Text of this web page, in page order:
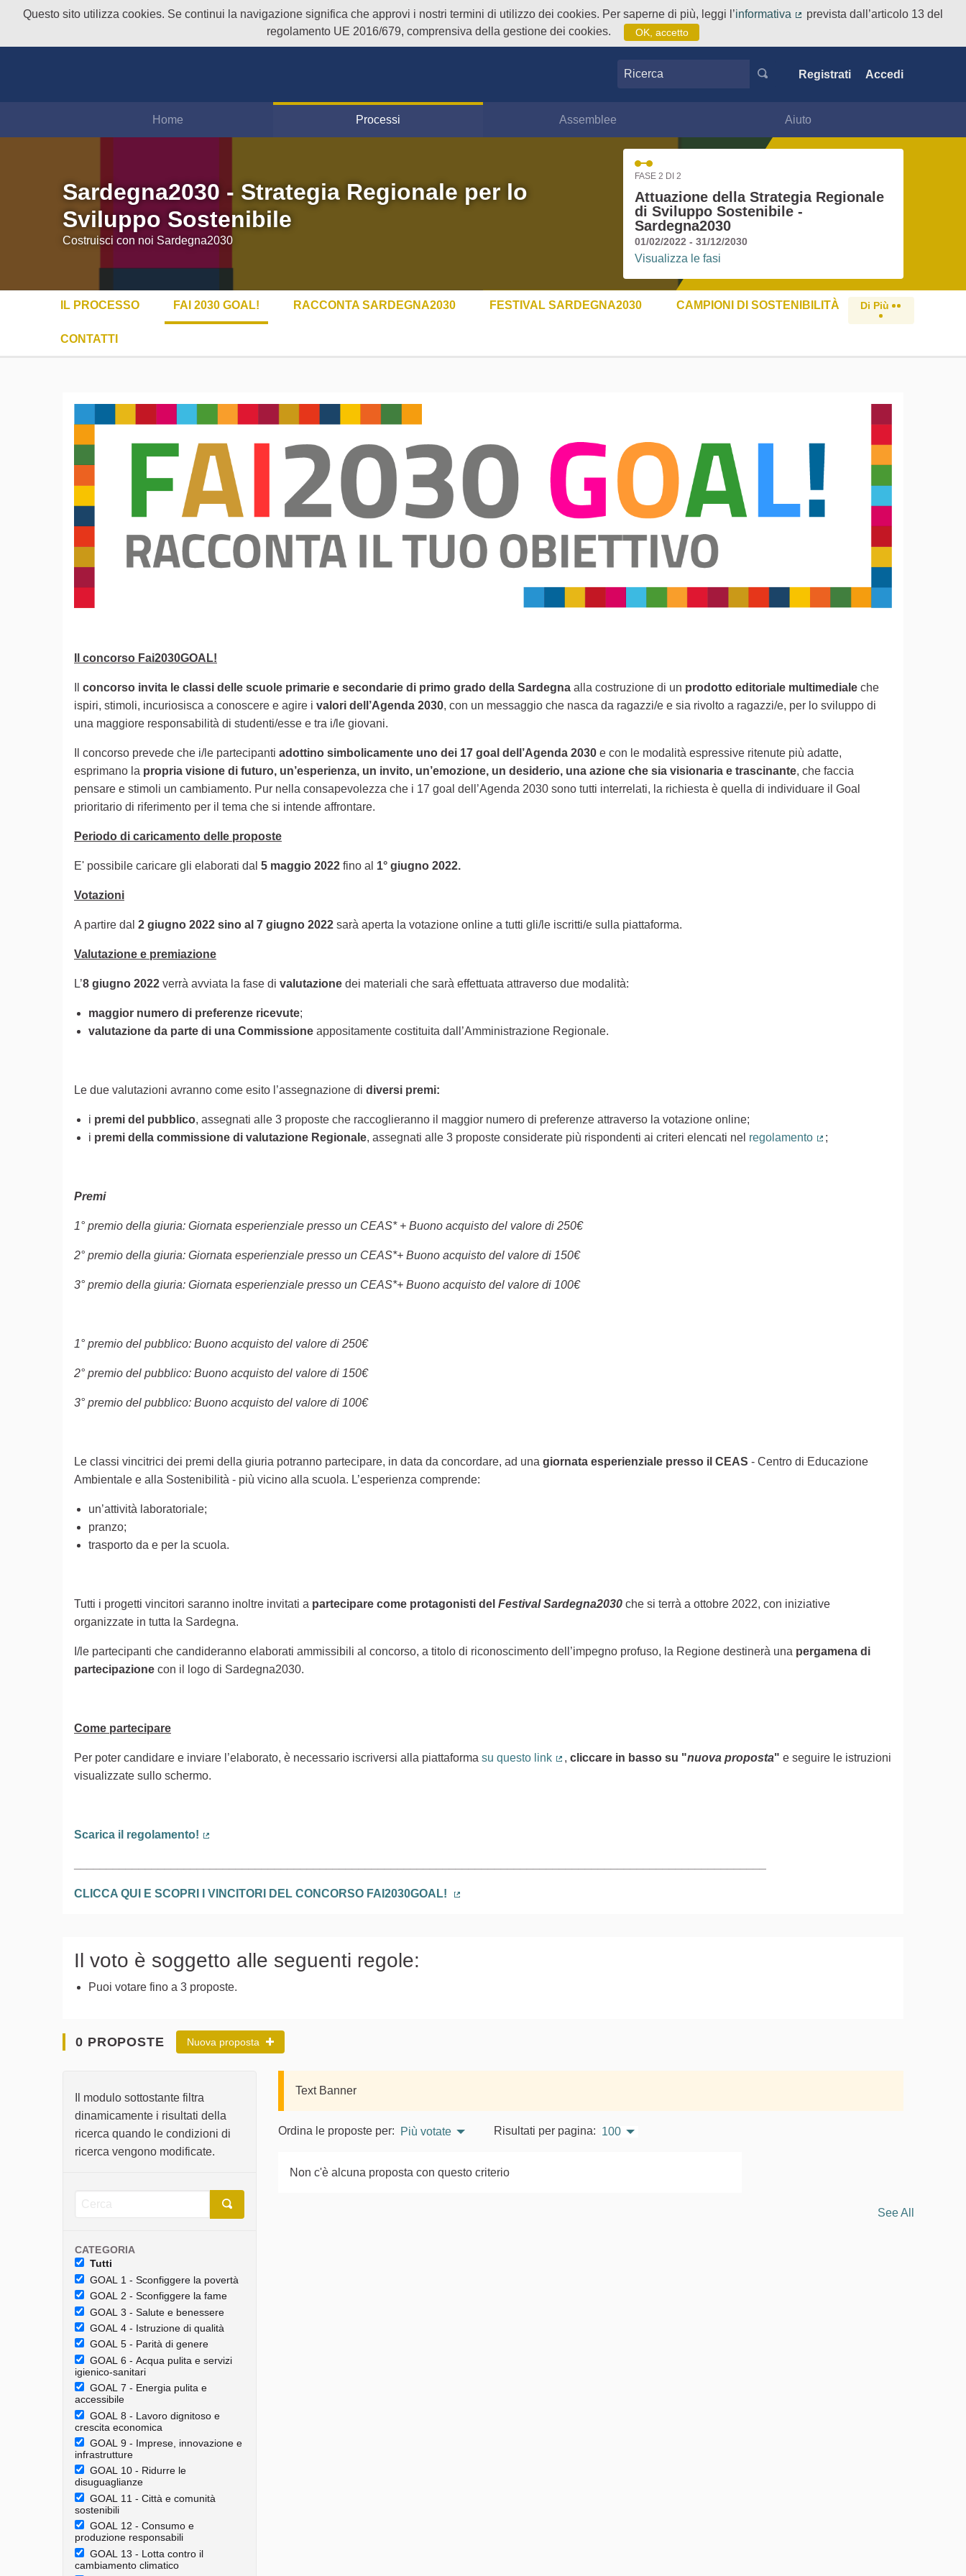
Questo sito utilizza cookies. Se continui la navigazione significa che approvi i nostri termini di utilizzo dei cookies. Per saperne di più, leggi l’informativa
prevista dall’articolo 13 del
regolamento UE 2016/679, comprensiva della gestione dei cookies.
OK, accetto
Ricerca Registrati Accedi
Home Processi Assemblee Aiuto
Sardegna2030 - Strategia Regionale per lo
Sviluppo Sostenibile
Costruisci con noi Sardegna2030
FASE 2 DI 2
Attuazione della Strategia Regionale
di Sviluppo Sostenibile -
Sardegna2030
01/02/2022 - 31/12/2030
Visualizza le fasi
IL PROCESSO FAI 2030 GOAL! RACCONTA SARDEGNA2030 FESTIVAL SARDEGNA2030 CAMPIONI DI SOSTENIBILITÀ
CONTATTI
Di Più
Il concorso Fai2030GOAL!
concorso invita le classi delle scuole primarie e secondarie di primo grado della Sardegna alla costruzione di un prodotto editoriale multimediale che
ispiri, stimoli, incuriosisca a conoscere e agire i valori dell’Agenda 2030, con un messaggio che nasca da ragazzi/e e sia rivolto a ragazzi/e, per lo sviluppo di
una maggiore responsabilità di studenti/esse e tra i/le giovani.
Il concorso prevede che i/le partecipanti adottino simbolicamente uno dei 17 goal dell’Agenda 2030 e con le modalità espressive ritenute più adatte,
esprimano la propria visione di futuro, un’esperienza, un invito, un’emozione, un desiderio, una azione che sia visionaria e trascinante, che faccia
pensare e stimoli un cambiamento. Pur nella consapevolezza che i 17 goal dell’Agenda 2030 sono tutti interrelati, la richiesta è quella di individuare il Goal
prioritario di riferimento per il tema che si intende affrontare.
Periodo di caricamento delle proposte
E' possibile caricare gli elaborati dal 5 maggio 2022 fino al 1° giugno 2022.
Votazioni
A partire dal 2 giugno 2022 sino al 7 giugno 2022 sarà aperta la votazione online a tutti gli/le iscritti/e sulla piattaforma.
Valutazione e premiazione
L’8 giugno 2022 verrà avviata la fase di valutazione dei materiali che sarà effettuata attraverso due modalità:
maggior numero di preferenze ricevute;
valutazione da parte di una Commissione appositamente costituita dall’Amministrazione Regionale.
Le due valutazioni avranno come esito l’assegnazione di diversi premi:
i premi del pubblico, assegnati alle 3 proposte che raccoglieranno il maggior numero di preferenze attraverso la votazione online;
i premi della commissione di valutazione Regionale, assegnati alle 3 proposte considerate più rispondenti ai criteri elencati nel regolamento
;
Premi
1° premio della giuria: Giornata esperienziale presso un CEAS* + Buono acquisto del valore di 250€
2° premio della giuria: Giornata esperienziale presso un CEAS*+ Buono acquisto del valore di 150€
3° premio della giuria: Giornata esperienziale presso un CEAS*+ Buono acquisto del valore di 100€
1° premio del pubblico: Buono acquisto del valore di 250€
2° premio del pubblico: Buono acquisto del valore di 150€
3° premio del pubblico: Buono acquisto del valore di 100€
Le classi vincitrici dei premi della giuria potranno partecipare, in data da concordare, ad una giornata esperienziale presso il CEAS - Centro di Educazione
Ambientale e alla Sostenibilità - più vicino alla scuola. L’esperienza comprende:
un’attività laboratoriale;
pranzo;
trasporto da e per la scuola.
Tutti i progetti vincitori saranno inoltre invitati a partecipare come protagonisti del Festival Sardegna2030 che si terrà a ottobre 2022, con iniziative
organizzate in tutta la Sardegna.
I/le partecipanti che candideranno elaborati ammissibili al concorso, a titolo di riconoscimento dell’impegno profuso, la Regione destinerà una pergamena di
partecipazione con il logo di Sardegna2030.
Come partecipare
Per poter candidare e inviare l’elaborato, è necessario iscriversi alla piattaforma su questo link
, cliccare in basso su "nuova proposta" e seguire le istruzioni
visualizzate sullo schermo.
Scarica il regolamento!
CLICCA QUI E SCOPRI I VINCITORI DEL CONCORSO FAI2030GOAL!
Il voto è soggetto alle seguenti regole:
Puoi votare fino a 3 proposte.
0 PROPOSTE Nuova proposta
Il modulo sottostante filtra
dinamicamente i risultati della
ricerca quando le condizioni di
ricerca vengono modificate.
CATEGORIA
Tutti
GOAL 1 - Sconfiggere la povertà
GOAL 2 - Sconfiggere la fame
GOAL 3 - Salute e benessere
GOAL 4 - Istruzione di qualità
GOAL 5 - Parità di genere
GOAL 6 - Acqua pulita e servizi
igienico-sanitari
GOAL 7 - Energia pulita e
accessibile
GOAL 8 - Lavoro dignitoso e
crescita economica
GOAL 9 - Imprese, innovazione e
infrastrutture
GOAL 10 - Ridurre le
disuguaglianze
GOAL 11 - Città e comunità
sostenibili
GOAL 12 - Consumo e
produzione responsabili
GOAL 13 - Lotta contro il
cambiamento climatico
Text Banner
Ordina le proposte per: Più votate Risultati per pagina: 100
Non c'è alcuna proposta con questo criterio
See All